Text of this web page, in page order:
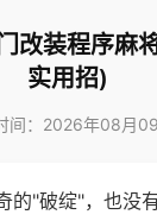
改装程序麻
实用招)
间：2026年08月
的"破绽"，也没